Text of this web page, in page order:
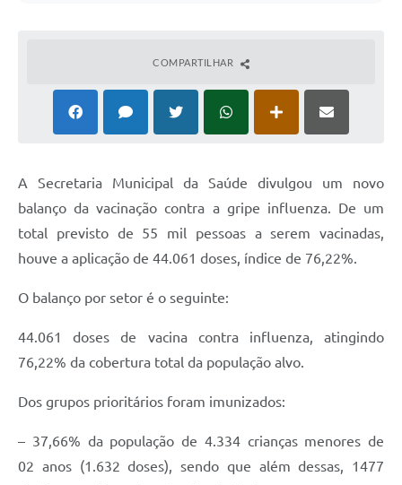
COMPARTILHAR
A Secretaria Municipal da Saúde divulgou um novo
balanço da vacinação contra a gripe influenza. De um
total previsto de 55 mil pessoas a serem vacinadas,
houve a aplicação de 44.061 doses, índice de 76,22%.
O balanço por setor é o seguinte:
44.061 doses de vacina contra influenza, atingindo
76,22% da cobertura total da população alvo.
Dos grupos prioritários foram imunizados:
– 37,66% da população de 4.334 crianças menores de
02 anos (1.632 doses), sendo que além dessas, 1477